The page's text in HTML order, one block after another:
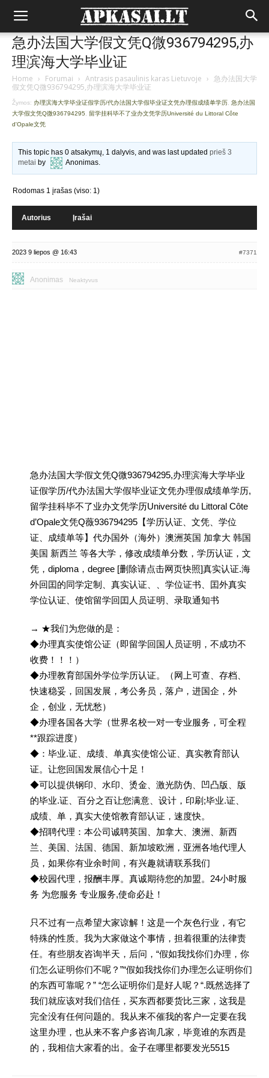
急办法国大学假文凭Q微936794295,办
理滨海大学毕业证
Home › Forumai › Antrasis pasaulinis karas Lietuvoje › 急办法国大学
假文凭Q微936794295,办理滨海大学毕业证
Žymos: 办理滨海大学毕业证假学历/代办法国大学假毕业证文凭办理假成绩单学历 急办法国
大学假文凭Q微936794295
留学挂科毕不了业办文凭学历Université du Littoral Côte
d'Opale文凭
This topic has 0 atsakymų, 1 dalyvis, and was last updatedprieš 3
metai by Anonimas.
Rodomas 1 įrašas (viso: 1)
Autorius Įrašai
2023 9 liepos @ 16:43 #7371
Anonimas Neaktyvus
急办法国大学假文凭Q微936794295,办理滨海大学毕业
证假学历/代办法国大学假毕业证文凭办理假成绩单学历,
留学挂科毕不了业办文凭学历Université du Littoral Côte
d’Opale文凭Q薇936794295【学历认证、文凭、学位
证、成绩单等】代办国外（海外）澳洲英国 加拿大 韩国
美国 新西兰 等各大学，修改成绩单分数，学历认证，文
凭，diploma，degree [删除请点击网页快照]真实认证.海
外回囯的同学定制、真实认证、、学位证书、囯外真实
学位认证、使馆留学回囯人员证明、录取通知书
→ ★我们为您做的是：
◆办理真实使馆公证（即留学回国人员证明，不成功不
收费！！！）
◆办理教育部国外学位学历认证。（网上可查、存档、
快速稳妥，回国发展，考公务员，落户，进国企，外
企，创业，无忧愁）
◆办理各国各大学（世界名校一对一专业服务，可全程
**跟踪进度）
◆：毕业.证、成绩、单真实使馆公证、真实教育部认
证。让您回国发展信心十足！
◆可以提供钢印、水印、烫金、激光防伪、凹凸版、版
的毕业.证、百分之百让您满意、设计，印刷;毕业.证、
成绩、单，真实大使馆教育部认证，速度快。
◆招聘代理：本公司诚聘英国、加拿大、澳洲、新西
兰、美国、法国、德国、新加坡欧洲，亚洲各地代理人
员，如果你有业余时间，有兴趣就请联系我们
◆校园代理，报酬丰厚。真诚期待您的加盟。24小时服
务 为您服务 专业服务,使命必赴！
只不过有一点希望大家谅解！这是一个灰色行业，有它
特殊的性质。我为大家做这个事情，担着很重的法律责
任。有些朋友咨询半天，后问，“假如我找你们办理，你
们怎么证明你们不呢？”“假如我找你们办理怎么证明你们
的东西可靠呢？” “怎么证明你们是好人呢？“.既然选择了
我们就应该对我们信任，买东西都要货比三家，这我是
完全没有任何问题的。我从来不催我的客户一定要在我
这里办理，也从来不客户多咨询几家，毕竟谁的东西是
的，我相信大家看的出。金子在哪里都要发光5515